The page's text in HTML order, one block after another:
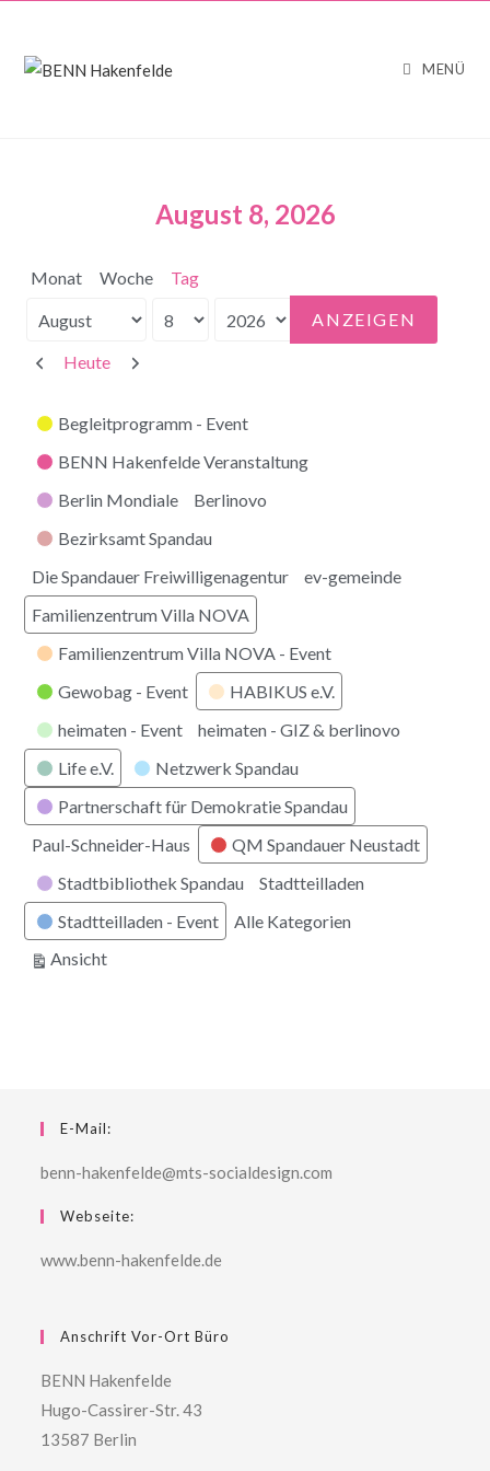
MENÜ
August 8, 2026
Monat Woche Tag
Monat
Tag
Jahr
Zurück
Heute Weiter
Kategorien
Begleitprogramm - Event
BENN Hakenfelde Veranstaltung
Berlin Mondiale
Berlinovo
Bezirksamt Spandau
Die Spandauer Freiwilligenagentur
ev-gemeinde
Familienzentrum Villa NOVA
Familienzentrum Villa NOVA - Event
Gewobag - Event
HABIKUS e.V.
heimaten - Event
heimaten - GIZ & berlinovo
Life e.V.
Netzwerk Spandau
Partnerschaft für Demokratie Spandau
Paul-Schneider-Haus
QM Spandauer Neustadt
Stadtbibliothek Spandau
Stadtteilladen
Stadtteilladen - Event
Alle Kategorien
Ansichtausdrucken
E-Mail:
benn-hakenfelde@mts-socialdesign.com
Webseite:
www.benn-hakenfelde.de
Anschrift Vor-Ort Büro
BENN Hakenfelde
Hugo-Cassirer-Str. 43
13587 Berlin